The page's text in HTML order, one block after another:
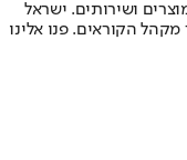
ושירותים. ישראל
הקוראים. פנו אלינו